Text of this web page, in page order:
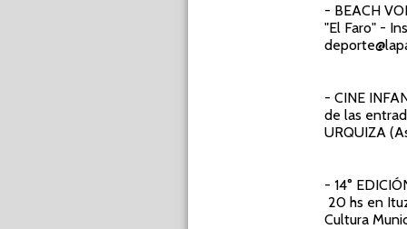
- BEACH
"El Faro" -
- CINE
de las
URQUIZA
- 14°
20 hs en
Cultura